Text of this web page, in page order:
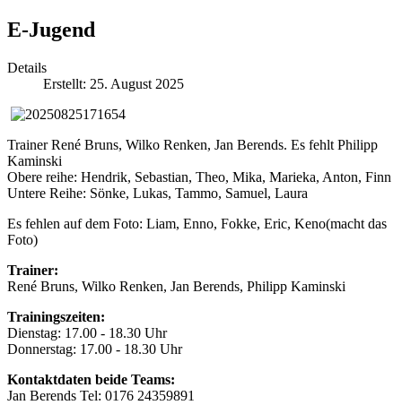
E-Jugend
Details
Erstellt: 25. August 2025
Trainer René Bruns, Wilko Renken, Jan Berends. Es fehlt Philipp
Kaminski
Obere reihe: Hendrik, Sebastian, Theo, Mika, Marieka, Anton, Finn
Untere Reihe: Sönke, Lukas, Tammo, Samuel, Laura
Es fehlen auf dem Foto: Liam, Enno, Fokke, Eric, Keno(macht das
Foto)
Trainer:
René Bruns, Wilko Renken, Jan Berends, Philipp Kaminski
Trainingszeiten:
Dienstag: 17.00 - 18.30 Uhr
Donnerstag: 17.00 - 18.30 Uhr
Kontaktdaten beide Teams:
Jan Berends Tel: 0176 24359891